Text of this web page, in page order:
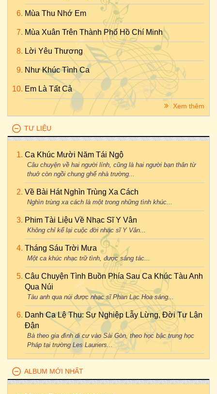
Mùa Thu Nhớ Em
Mùa Xuân Trên Thành Phố Hồ Chí Minh
Lời Yêu Thương
Như Khúc Tình Ca
Em Là Tất Cả
Xem thêm
TƯ LIỆU
Ca Khúc Mười Năm Tái Ngộ
Câu chuyện về hai người lính, cũng là hai người bạn thân từ
thuở còn ngồi chung ghế nhà trường...
Về Bài Hát Nghìn Trùng Xa Cách
Nghìn trùng xa cách là một trong những tình khúc...
Phim Tài Liệu Về Nhạc Sĩ Y Vân
Không chỉ kể lại cuộc đời nhạc sĩ Y Vân...
Tháng Sáu Trời Mưa
Một ca khúc nhạc trữ tình, được sáng tác...
Câu Chuyện Tình Buồn Phía Sau Ca Khúc Tàu Anh
Qua Núi
Tàu anh qua núi được nhạc sĩ Phan Lạc Hoa sáng...
Danh Ca Lệ Thu: Sự Nghiệp Lẫy Lừng, Đời Tư Lận
Đận
Bà theo gia đình di cư vào Sài Gòn, theo học bậc trung học
Pháp tại trường Les Lauriers...
ALBUM MỚI NHẤT